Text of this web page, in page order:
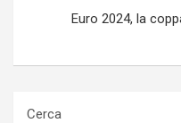
Euro 2024, la
Cerca